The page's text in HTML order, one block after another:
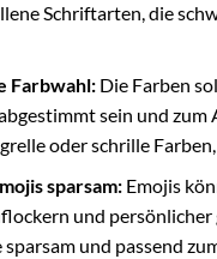
Schriftarten, die
Farbwahl:Die Farben
sein und zum
oder schrille
sparsam:Emojis
und persönlicher
und passend